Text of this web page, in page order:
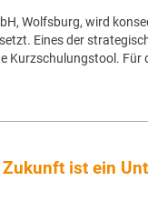
Wolfsburg, wird
Eines der
Kurzschulungstool. Für
Zukunft ist ein